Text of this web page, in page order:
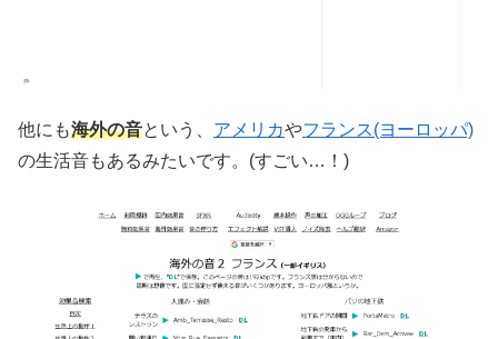
他にも海外の音という、 アメリカやフランス(ヨーロッパ)
の生活音もあるみたいです。(すごい…！)